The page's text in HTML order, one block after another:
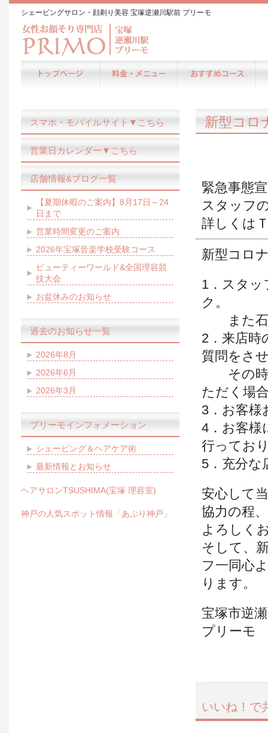
シェービングサロン・顔剃り美容 宝塚逆瀬川駅前 プリーモ
新型コロ
緊急事態
スタッフ
詳しくは
新型コロ
1．スタッ
ク。
また石
2．来店時
質問をさ
その時
ただく場
3．お客様
4．お客様
行ってお
5．充分な
安心して
協力の程、
よろしく
そして、
フ一同心
ります。
宝塚市逆
プリーモ
いいね！で
スマホ・モバイルサイト▼こちら
営業日カレンダー▼こちら
店舗情報&ブログ一覧
【夏期休暇のご案内】8月17日～24
日まで
営業時間変更のご案内
2026年宝塚音楽学校受験コース
ビューティーワールド&全国理容競
技大会
お盆休みのお知らせ
過去のお知らせ一覧
2026年8月
2026年6月
2026年3月
プリーモインフォメーション
シェービング＆ヘアケア術
最新情報とお知らせ
ヘアサロンTSUSHIMA(宝塚 理容室)
神戸の人気スポット情報「あぷり神戸」